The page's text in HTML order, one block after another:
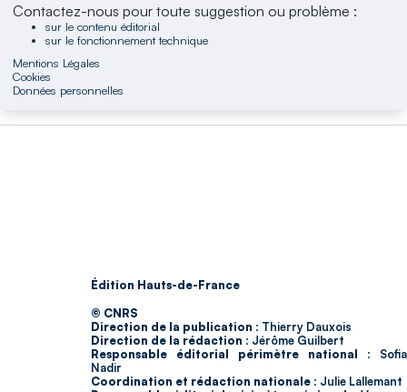
Contactez-nous pour toute suggestion ou problème :
sur le contenu éditorial
sur le fonctionnement technique
Mentions Légales
Cookies
Données personnelles
Édition Hauts-de-France
© CNRS
Direction de la publication : Thierry Dauxois
Direction de la rédaction : Jérôme Guilbert
Responsable éditorial périmètre national : Sofia
Nadir
Coordination et rédaction nationale : Julie Lallemant